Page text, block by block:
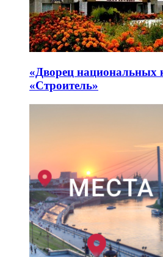
«Дворец национальных
«Строитель»